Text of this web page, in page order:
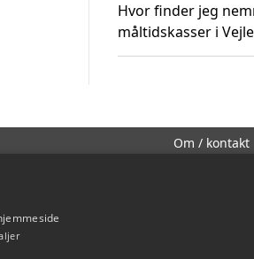
Hvor finder jeg
måltidskasser i Vejle
Om / kontakt